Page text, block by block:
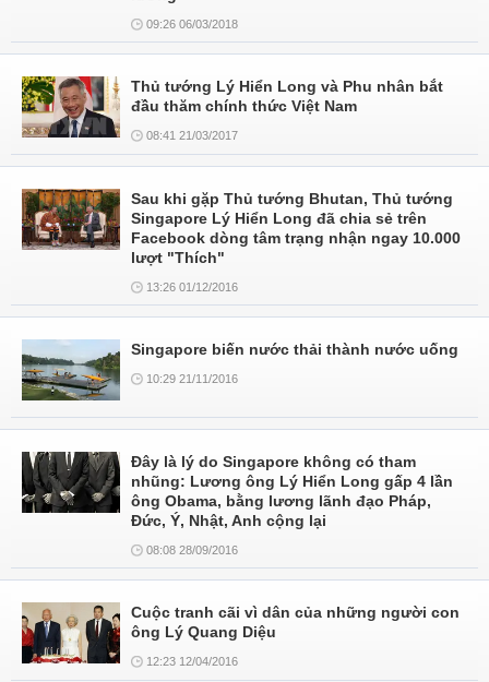
09:26 06/03/2018
Thủ tướng Lý Hiển Long và Phu nhân bắt
đầu thăm chính thức Việt Nam
08:41 21/03/2017
Sau khi gặp Thủ tướng Bhutan, Thủ tướng
Singapore Lý Hiển Long đã chia sẻ trên
Facebook dòng tâm trạng nhận ngay 10.000
lượt "Thích"
13:26 01/12/2016
Singapore biến nước thải thành nước uống
10:29 21/11/2016
Đây là lý do Singapore không có tham
nhũng: Lương ông Lý Hiển Long gấp 4 lần
ông Obama, bằng lương lãnh đạo Pháp,
Đức, Ý, Nhật, Anh cộng lại
08:08 28/09/2016
Cuộc tranh cãi vì dân của những người con
ông Lý Quang Diệu
12:23 12/04/2016